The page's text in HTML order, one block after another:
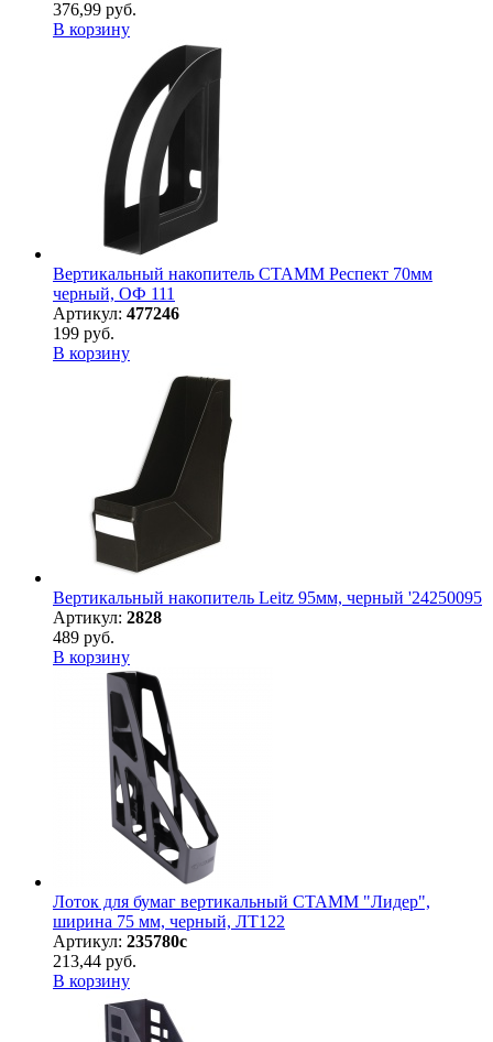
376,99 руб.
В корзину
Вертикальный накопитель СТАММ Респект 70мм
черный, ОФ 111
Артикул: 477246
199 руб.
В корзину
Вертикальный накопитель Leitz 95мм, черный '24250095
Артикул: 2828
489 руб.
В корзину
Лоток для бумаг вертикальный СТАММ "Лидер",
ширина 75 мм, черный, ЛТ122
Артикул: 235780с
213,44 руб.
В корзину